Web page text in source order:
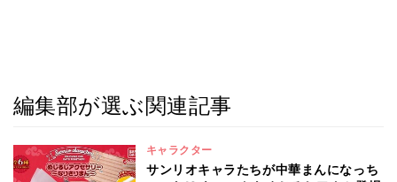
編集部が選ぶ関連記事
キャラクター
サンリオキャラたちが中華まんになっち